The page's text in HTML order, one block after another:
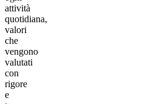
attività
quotidiana,
valori
che
vengono
valutati
con
rigore
e